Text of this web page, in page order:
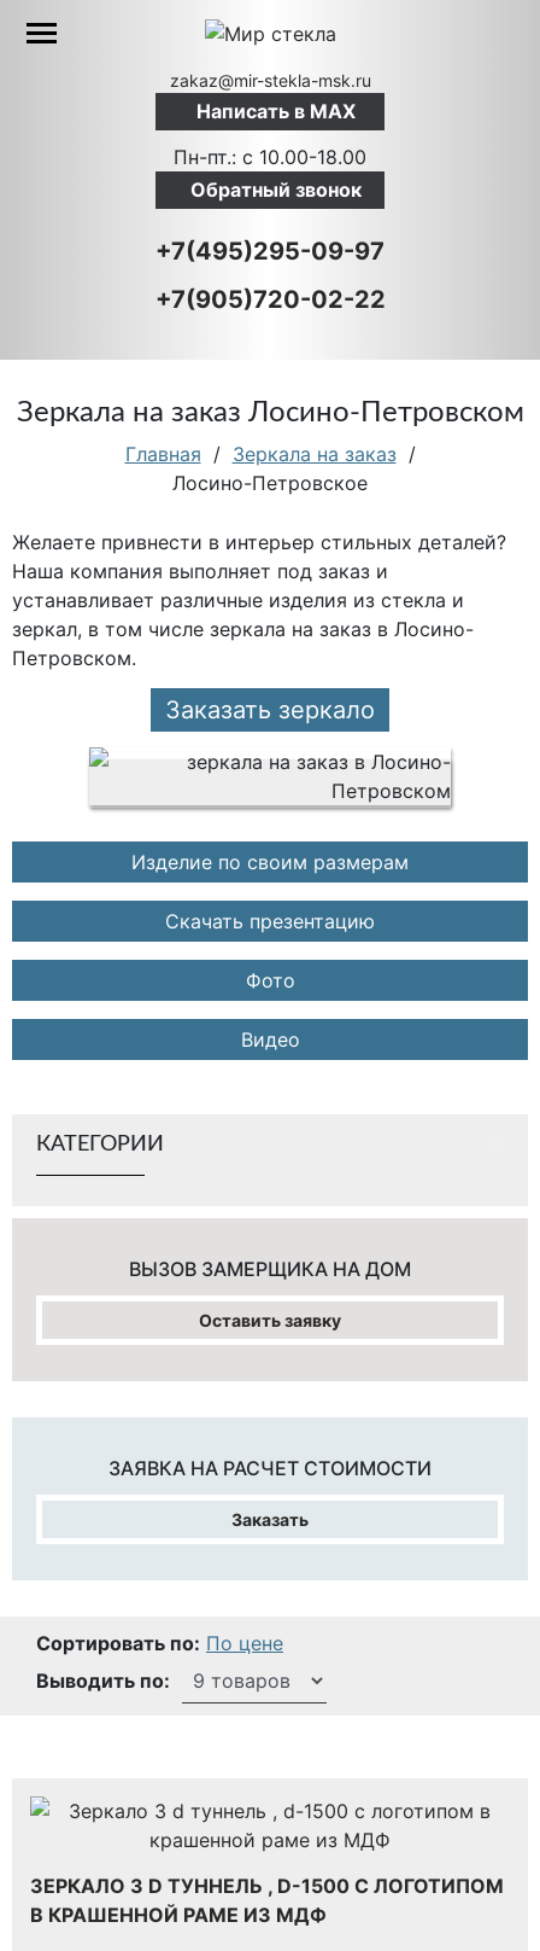
zakaz@mir-stekla-msk.ru
Написать в MAX
Пн-пт.: c 10.00-18.00
Обратный звонок
+7(495)295-09-97
+7(905)720-02-22
Зеркала на заказ Лосино-Петровском
Главная / Зеркала на заказ /
Лосино-Петровское
Желаете привнести в интерьер стильных деталей?
Наша компания выполняет под заказ и
устанавливает различные изделия из стекла и
зеркал, в том числе зеркала на заказ в Лосино-
Петровском.
Заказать зеркало
Изделие по своим размерам
Скачать презентацию
Фото
Видео
КАТЕГОРИИ
ВЫЗОВ ЗАМЕРЩИКА НА ДОМ
Оставить заявку
ЗАЯВКА НА РАСЧЕТ СТОИМОСТИ
Заказать
Сортировать по: По цене
Выводить по:
ЗЕРКАЛО 3 D ТУННЕЛЬ , D-1500 С ЛОГОТИПОМ
В КРАШЕННОЙ РАМЕ ИЗ МДФ